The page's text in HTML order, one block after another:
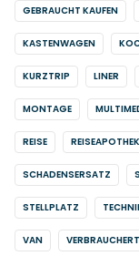
GEBRAUCHT KAUFEN
KASTENWAGEN
KURZTRIP LINER
MONTAGE
REISE
SCHADENSERSATZ
STELLPLATZ
VAN